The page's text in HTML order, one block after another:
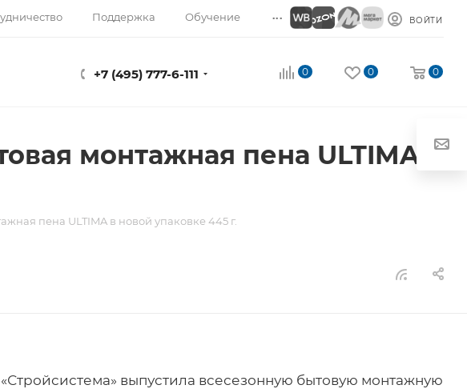
Поддержка Обучение ... ВОЙТИ
+7 (495) 777-6-111 0 0 0
монтажная пена ULTIMA в
пена ULTIMA в новой упаковке 445 г.
выпустила всесезонную бытовую монтажную